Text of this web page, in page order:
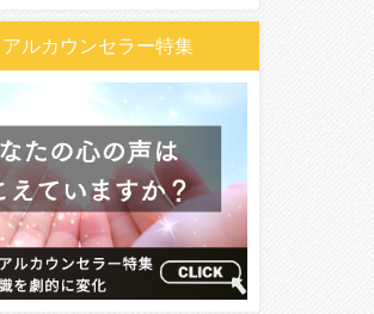
ルカウンセラー特集